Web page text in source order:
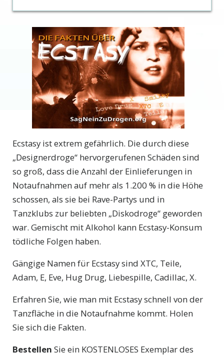
Ecstasy ist extrem gefährlich. Die durch diese
„Designerdroge“ hervorgerufenen Schäden sind
so groß, dass die Anzahl der Einlieferungen in
Notaufnahmen auf mehr als 1.200 % in die Höhe
schossen, als sie bei Rave-Partys und in
Tanzklubs zur beliebten „Diskodroge“ geworden
war. Gemischt mit Alkohol kann Ecstasy-Konsum
tödliche Folgen haben.
Gängige Namen für Ecstasy sind XTC, Teile,
Adam, E, Eve, Hug Drug, Liebespille, Cadillac, X.
Erfahren Sie, wie man mit Ecstasy schnell von der
Tanzfläche in die Notaufnahme kommt. Holen
Sie sich die Fakten.
Bestellen Sie ein KOSTENLOSES Exemplar des